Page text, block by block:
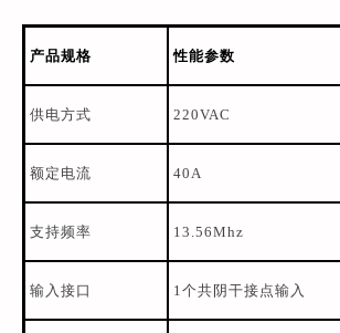
产品规格 性能参数
供电方式 220VAC
额定电流 40A
支持频率 13.56Mhz
输入接口 1个共阴干接点输入